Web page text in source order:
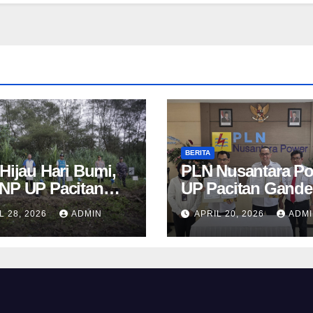
Hari Bumi,
UP Pacitan
Cemara Laut
28, 2026 ADMIN
BERITA
PLN Nusantara
UP Pacitan
Kejari, Perkuat
Penanganan
Perdata dan TUN
APRIL 20, 2026